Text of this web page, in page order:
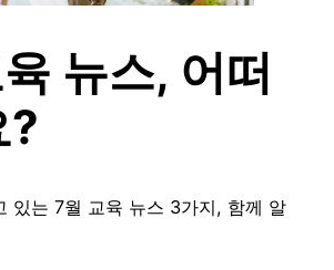
뉴스, 어떠
?
있는 7월 교육 뉴스 3가지, 함께 알